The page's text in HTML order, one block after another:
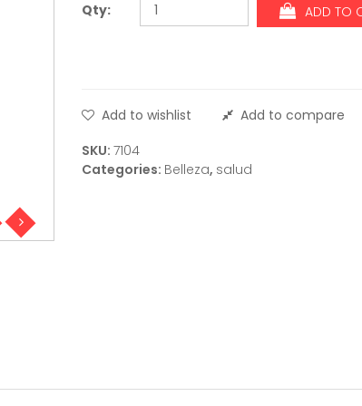
Qty: ADD TO
Add to wishlist
Add to compare
SKU: 7104
Categories: Belleza, salud